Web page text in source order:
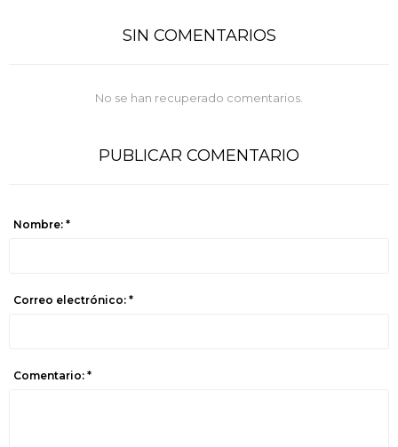
SIN COMENTARIOS
No se han recuperado comentarios.
PUBLICAR COMENTARIO
Nombre: *
Correo electrónico: *
Comentario: *